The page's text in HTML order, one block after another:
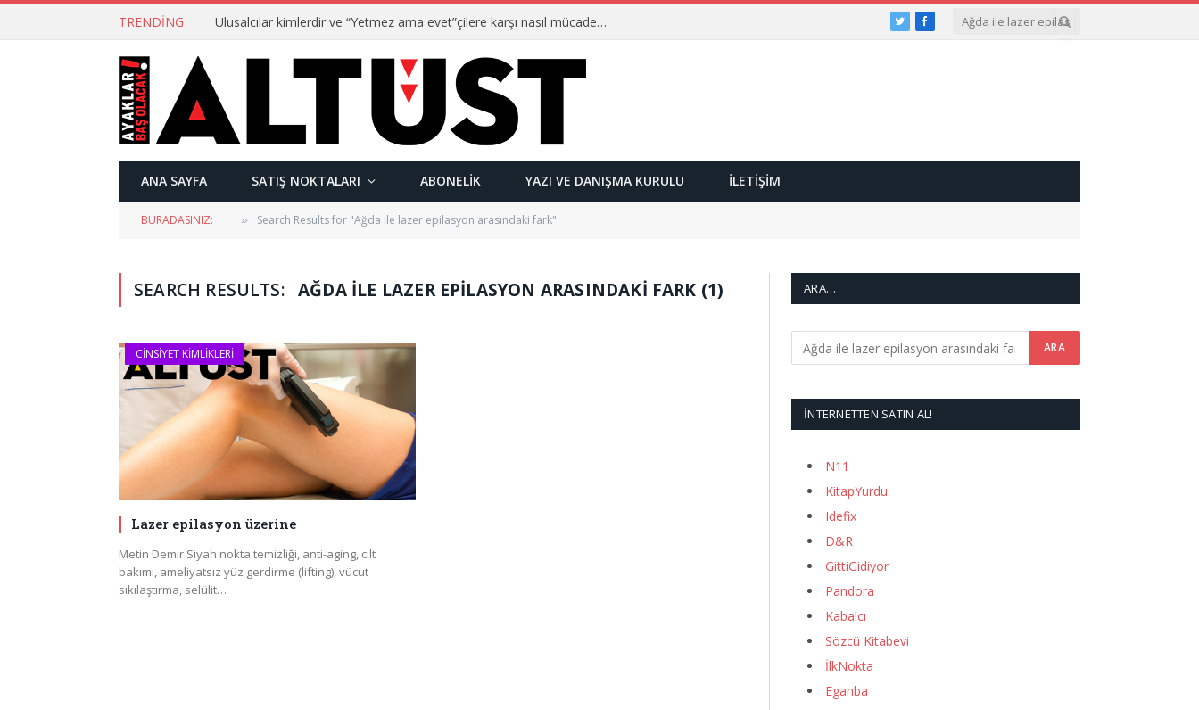
TRENDING Ulusalcılar kimlerdir ve “Yetmez ama evet”çilere karşı nasıl mücadele ederler? TwitterFacebook
ANA SAYFA SATIŞ NOKTALARI ABONELIK YAZI VE DANIŞMA KURULU İLETIŞIM
BURADASINIZ: » Search Results for "Ağda ile lazer epilasyon arasındaki fark"
SEARCH RESULTS: AĞDA ILE LAZER EPILASYON ARASINDAKI FARK (1)
CINSIYET KIMLIKLERI
Lazer epilasyon üzerine
Metin Demir Siyah nokta temizliği, anti-aging, cilt
bakımı, ameliyatsız yüz gerdirme (lifting), vücut
sıkılaştırma, selülit…
ARA…
İNTERNETTEN SATIN AL!
N11
KitapYurdu
Idefix
D&R
GittiGidiyor
Pandora
Kabalcı
Sözcü Kitabevi
İlkNokta
Eganba